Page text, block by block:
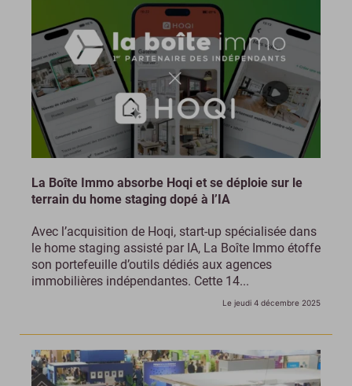
La Boîte Immo absorbe Hoqi et se déploie sur le
terrain du home staging dopé à l’IA
Avec l’acquisition de Hoqi, start-up spécialisée dans
le home staging assisté par IA, La Boîte Immo étoffe
son portefeuille d’outils dédiés aux agences
immobilières indépendantes. Cette 14...
Le jeudi 4 décembre 2025